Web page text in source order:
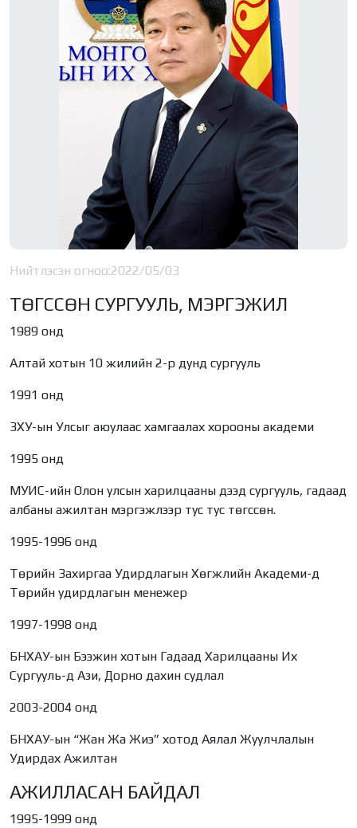
Нийтлэсэн огноо:2022/05/03
ТӨГССӨН СУРГУУЛЬ, МЭРГЭЖИЛ
1989 онд
Алтай хотын 10 жилийн 2-р дунд сургууль
1991 онд
ЗХУ-ын Улсыг аюулаас хамгаалах хорооны академи
1995 онд
МУИС-ийн Олон улсын харилцааны дээд сургууль, гадаад
албаны ажилтан мэргэжлээр тус тус төгссөн.
1995-1996 онд
Төрийн Захиргаа Удирдлагын Хөгжлийн Академи-д
Төрийн удирдлагын менежер
1997-1998 онд
БНХАУ-ын Бээжин хотын Гадаад Харилцааны Их
Сургууль-д Ази, Дорно дахин судлал
2003-2004 онд
БНХАУ-ын “Жан Жа Жиэ” хотод Аялал Жуулчлалын
Удирдах Ажилтан
АЖИЛЛАСАН БАЙДАЛ
1995-1999 онд